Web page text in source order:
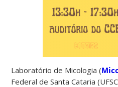
Laboratório de Micologia (
Federal de Santa Cataria